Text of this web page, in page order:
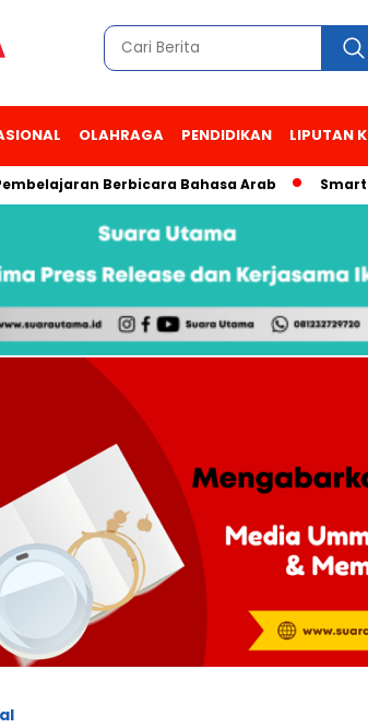
OLAHRAGA PENDIDIKAN LIPUTAN
Berbicara Bahasa Arab Smart TBN